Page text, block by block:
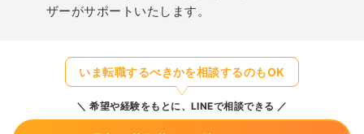
ザーがサポートいたします。
いま転職するべきかを相談するのもOK
希望や経験をもとに、LINEで相談できる